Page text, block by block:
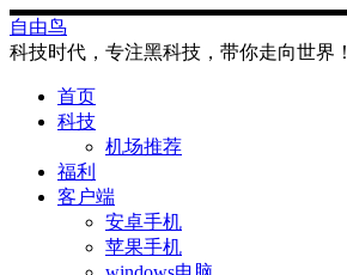
Skip
to
content
自由鸟
科技时代，专注黑科技，带你走向世界！
首页
科技
机场推荐
福利
客户端
安卓手机
苹果手机